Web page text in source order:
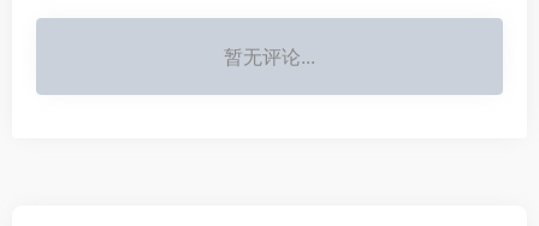
暂无评论...